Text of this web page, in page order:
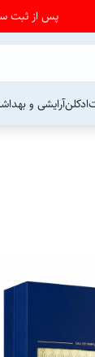
پس از ثبت سفارش از 24 تا 72 ساعت برای دریافت کد رهیگیری پستی
ادکلنآرایشی و